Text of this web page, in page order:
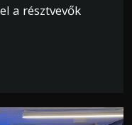
a résztvevők